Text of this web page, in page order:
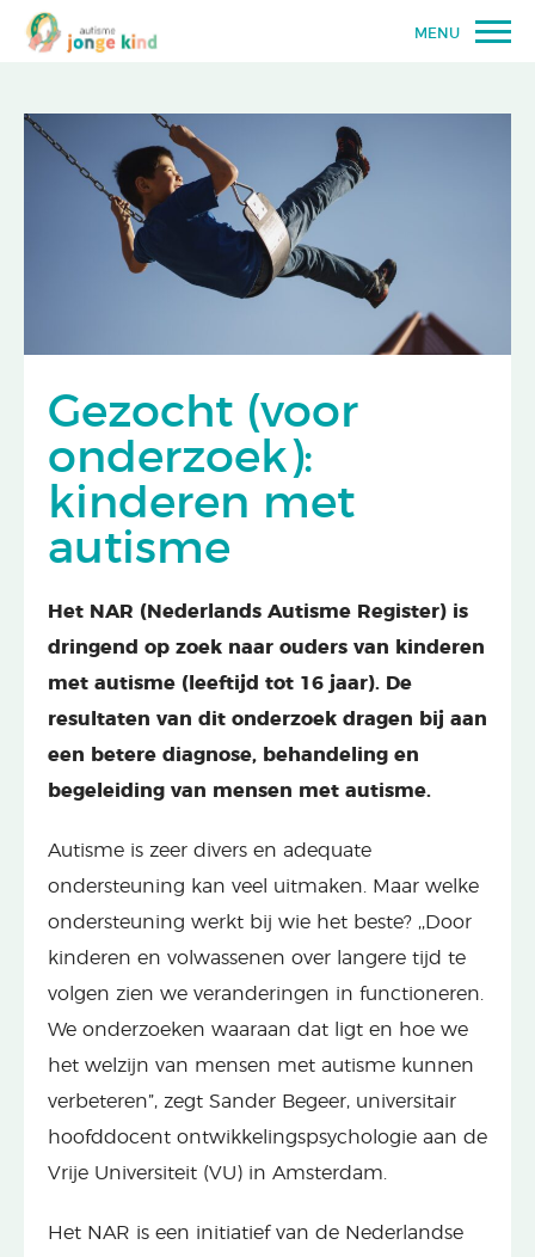
MENU
Gezocht (voor
onderzoek):
kinderen met
autisme
Het NAR (Nederlands Autisme Register) is
dringend op zoek naar ouders van kinderen
met autisme (leeftijd tot 16 jaar). De
resultaten van dit onderzoek dragen bij aan
een betere diagnose, behandeling en
begeleiding van mensen met autisme.
Autisme is zeer divers en adequate
ondersteuning kan veel uitmaken. Maar welke
ondersteuning werkt bij wie het beste? ,,Door
kinderen en volwassenen over langere tijd te
volgen zien we veranderingen in functioneren.
We onderzoeken waaraan dat ligt en hoe we
het welzijn van mensen met autisme kunnen
verbeteren”, zegt Sander Begeer, universitair
hoofddocent ontwikkelingspsychologie aan de
Vrije Universiteit (VU) in Amsterdam.
Het NAR is een initiatief van de Nederlandse